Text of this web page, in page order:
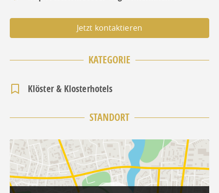
Jetzt kontaktieren
KATEGORIE
Klöster & Klosterhotels
STANDORT